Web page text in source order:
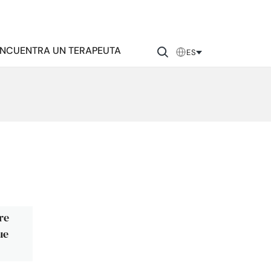
UN TERAPEUTA ES